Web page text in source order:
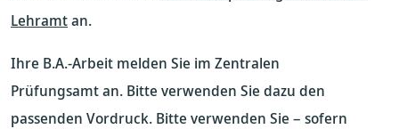
Lehramtan.
Ihre B.A.-Arbeit melden Sie im Zentralen
Prüfungsamt an. Bitte verwenden Sie dazu den
passenden Vordruck. Bitte verwenden Sie – sofern